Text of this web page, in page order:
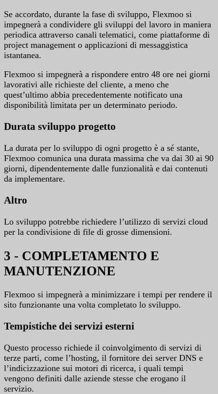
Se accordato, durante la fase di sviluppo, Flexmoo si
impegnerà a condividere gli sviluppi del lavoro in maniera
periodica attraverso canali telematici, come piattaforme di
project management o applicazioni di messaggistica
istantanea.
Flexmoo si impegnerà a rispondere entro 48 ore nei giorni
lavorativi alle richieste del cliente, a meno che
quest’ultimo abbia precedentemente notificato una
disponibilità limitata per un determinato periodo.
Durata sviluppo progetto
La durata per lo sviluppo di ogni progetto è a sé stante,
Flexmoo comunica una durata massima che va dai 30 ai 90
giorni, dipendentemente dalle funzionalità e dai contenuti
da implementare.
Altro
Lo sviluppo potrebbe richiedere l’utilizzo di servizi cloud
per la condivisione di file di grosse dimensioni.
3 - COMPLETAMENTO E
MANUTENZIONE
Flexmoo si impegnerà a minimizzare i tempi per rendere il
sito funzionante una volta completato lo sviluppo.
Tempistiche dei servizi esterni
Questo processo richiede il coinvolgimento di servizi di
terze parti, come l’hosting, il fornitore dei server DNS e
l’indicizzazione sui motori di ricerca, i quali tempi
vengono definiti dalle aziende stesse che erogano il
servizio.